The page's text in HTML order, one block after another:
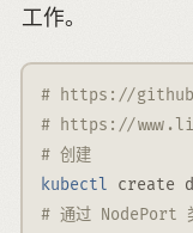
工作。
# https://
# https://
# 创建
kubectl create
# 通过 NodePort